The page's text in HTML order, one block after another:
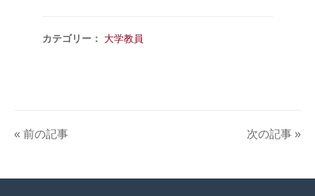
カテゴリー： 大学教員
« 前の記事 次の記事 »